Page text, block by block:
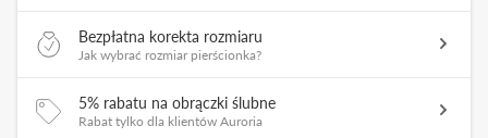
Bezpłatna korekta rozmiaru
Jak wybrać rozmiar pierścionka?
5% rabatu na obrączki ślubne
Rabat tylko dla klientów Auroria